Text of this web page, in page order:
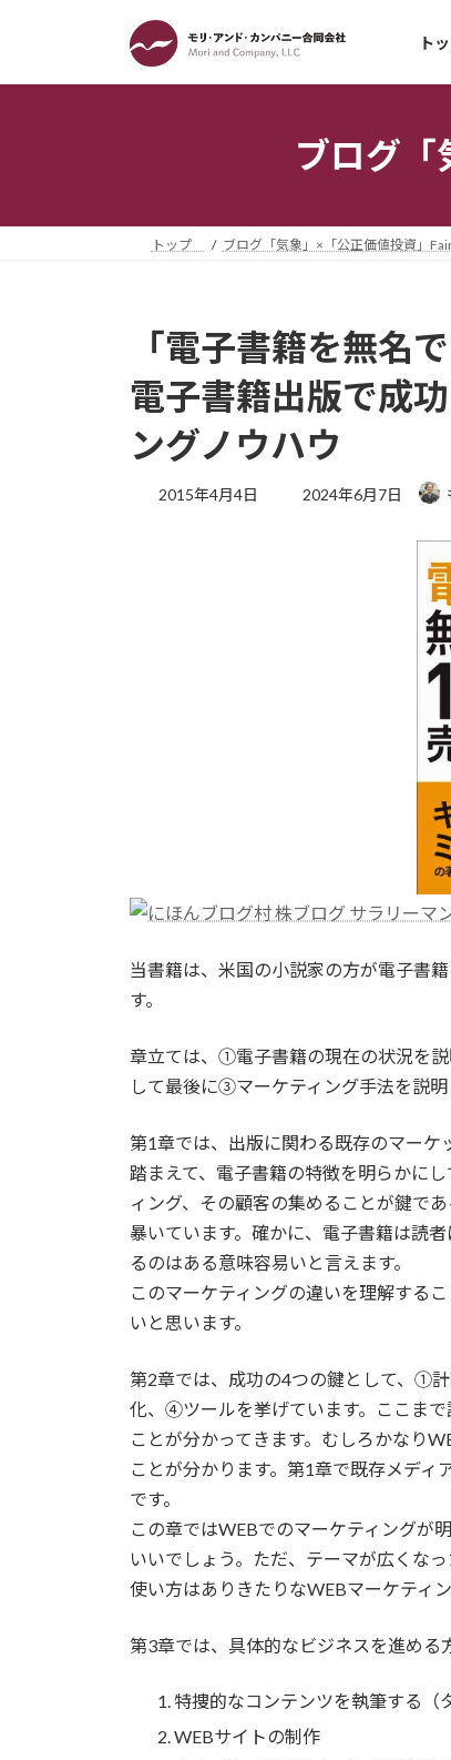
ッ
移
ト
ブログ「
トップ ブログ「気象」×「公正価値投資」
「電子書籍を無名
電子書籍出版で成
ングノウハウ
2015年4月4日
最
2024年6月7日
当書籍は、米国の小説家の方が電子書
す。
章立ては、①電子書籍の現在の状況を
して最後に③マーケティング手法を説明
第1章では、出版に関わる既存のマーケ
踏まえて、電子書籍の特徴を明らかに
ィング、その顧客の集めることが鍵で
暴いています。確かに、電子書籍は読
るのはある意味容易いと言えます。
このマーケティングの違いを理解する
いと思います。
第2章では、成功の4つの鍵として、①
化、④ツールを挙げています。ここま
ことが分かってきます。むしろかなり
ことが分かります。第1章で既存メデ
です。
この章ではWEBでのマーケティングが
いいでしょう。ただ、テーマが広くな
使い方はありきたりなWEBマーケティ
第3章では、具体的なビジネスを進める
特捜的なコンテンツを執筆する（
WEBサイトの制作